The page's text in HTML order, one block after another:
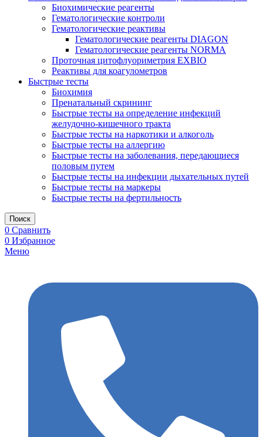
Биохимические реагенты
Гематологические контроли
Гематологические реактивы
Гематологические реагенты DIAGON
Гематологические реагенты NORMA
Проточная цитофлуориметрия EXBIO
Реактивы для коагулометров
Быстрые тесты
Биохимия
Пренатальный скрининг
Быстрые тесты на определение инфекций
желудочно-кишечного тракта
Быстрые тесты на наркотики и алкоголь
Быстрые тесты на аллергию
Быстрые тесты на заболевания, передающиеся
половым путем
Быстрые тесты на инфекции дыхательных путей
Быстрые тесты на маркеры
Быстрые тесты на фертильность
Поиск
0 Сравнить
0 Избранное
Меню